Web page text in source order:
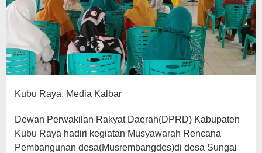
Kubu Raya, Media Kalbar
Dewan Perwakilan Rakyat Daerah(DPRD) Kabupaten
Kubu Raya hadiri kegiatan Musyawarah Rencana
Pembangunan desa(Musrembangdes)di desa Sungai